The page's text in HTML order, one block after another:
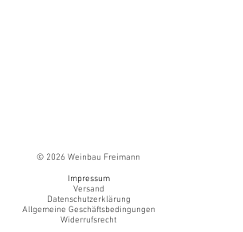
© 2026 Weinbau Freimann
Impressum
Versand
Datenschutzerklärung
Allgemeine Geschäftsbedingungen
Widerrufsrecht